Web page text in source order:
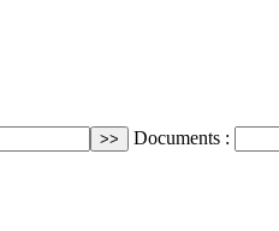
Documents :